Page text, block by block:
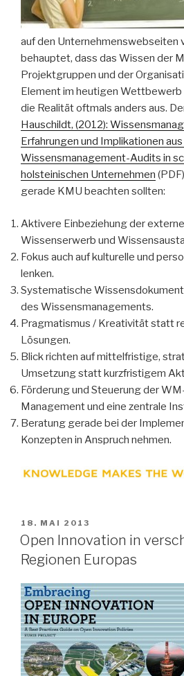
auf den Unternehmenswebseiten
behauptet, dass das Wissen der
Projektgruppen und der
Element im heutigen
die Realität oftmals anders aus.
Hauschildt, (2012):
Erfahrungen und Implikationen
Wissensmanagement-Audits in
holsteinischen Unternehmen
gerade KMU beachten sollten:
Aktivere Einbeziehung der
Wissenserwerb und
Fokus auch auf kulturelle und
lenken.
Systematische
des Wissensmanagements.
Pragmatismus / Kreativität statt
Lösungen.
Blick richten auf mittelfristige,
Umsetzung statt kurzfristigem
Förderung und Steuerung der
Management und eine zentrale
Beratung gerade bei der
Konzepten in Anspruch nehmen.
VERÖFFENTLICHT
AM
18. MAI 2013
Open Innovation in
Regionen Europas